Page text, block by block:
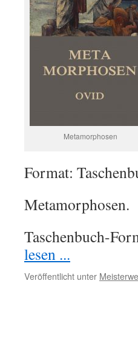
Metamorphosen
Format:
Metamorphosen.
Taschenbuch-
lesen ...
Veröffentlicht unter